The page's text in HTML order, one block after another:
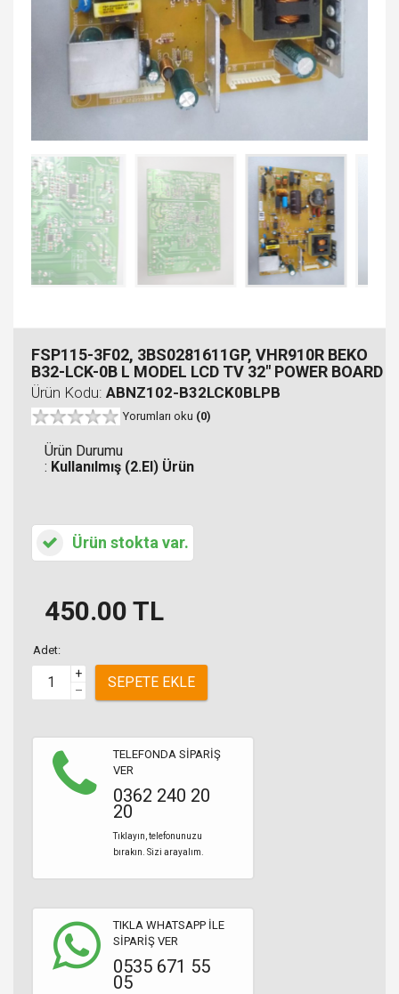
FSP115-3F02, 3BS0281611GP, VHR910R BEKO
B32-LCK-0B L MODEL LCD TV 32" POWER BOARD
Ürün Kodu: ABNZ102-B32LCK0BLPB
Yorumları oku (0)
Ürün Durumu
: Kullanılmış (2.El) Ürün
Ürün stokta var.
450.00 TL
Adet:
+
–
SEPETE EKLE
TELEFONDA SİPARİŞ
VER
0362 240 20
20
Tıklayın, telefonunuzu
bırakın. Sizi arayalım.
TIKLA WHATSAPP İLE
SİPARİŞ VER
0535 671 55
05